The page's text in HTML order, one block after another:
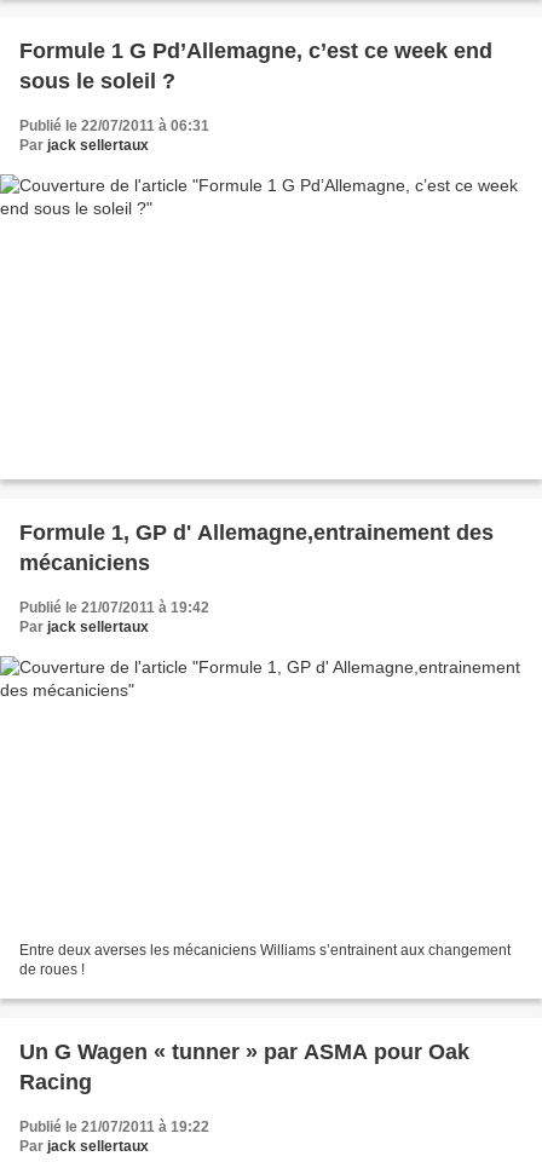
Formule 1 G Pd’Allemagne, c’est ce week end
sous le soleil ?
Publié le 22/07/2011 à 06:31
Par jack sellertaux
Formule 1, GP d' Allemagne,entrainement des
mécaniciens
Publié le 21/07/2011 à 19:42
Par jack sellertaux
Entre deux averses les mécaniciens Williams s’entrainent aux changement
de roues !
Un G Wagen « tunner » par ASMA pour Oak
Racing
Publié le 21/07/2011 à 19:22
Par jack sellertaux